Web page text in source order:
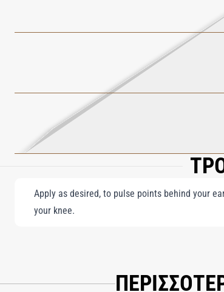
Apply as desired, to pulse points behind your
your knee.